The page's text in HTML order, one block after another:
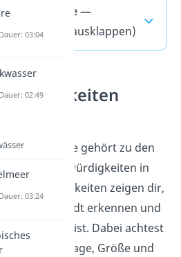
Palace —
Fragen
(ausklappen)
Palace gehört zu den
Sehenswürdigkeiten in
Sehenswürdigkeiten zeigen dir,
eine Stadt erkennen und
Ort bekannt ist. Dabei achtest
wie Lage, Größe und
03:04
02:49
03:24